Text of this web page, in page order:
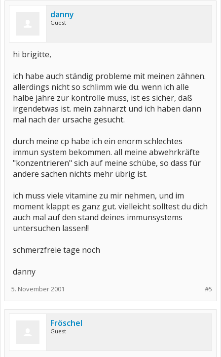
danny
Guest
hi brigitte,
ich habe auch ständig probleme mit meinen zähnen.
allerdings nicht so schlimm wie du. wenn ich alle
halbe jahre zur kontrolle muss, ist es sicher, daß
irgendetwas ist. mein zahnarzt und ich haben dann
mal nach der ursache gesucht.
durch meine cp habe ich ein enorm schlechtes
immun system bekommen. all meine abwehrkräfte
"konzentrieren" sich auf meine schübe, so dass für
andere sachen nichts mehr übrig ist.
ich muss viele vitamine zu mir nehmen, und im
moment klappt es ganz gut. vielleicht solltest du dich
auch mal auf den stand deines immunsystems
untersuchen lassen!!
schmerzfreie tage noch
danny
#5
5. November 2001
Fröschel
Guest